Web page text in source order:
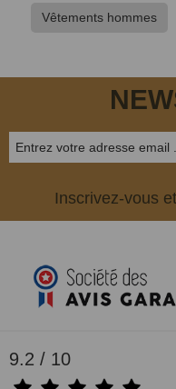
Vêtements hommes
Inscrivez-vous
9.2 / 10